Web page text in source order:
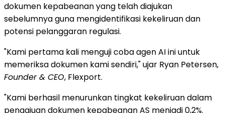
dokumen kepabeanan yang telah diajukan
sebelumnya guna mengidentifikasi kekeliruan dan
potensi pelanggaran regulasi.
"Kami pertama kali menguji coba agen AI ini untuk
memeriksa dokumen kami sendiri," ujar Ryan Petersen,
Founder & CEO, Flexport.
"Kami berhasil menurunkan tingkat kekeliruan dalam
pengajuan dokumen kepabeanan AS menjadi 0,2%.